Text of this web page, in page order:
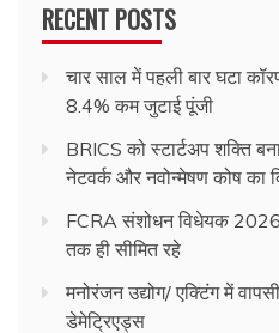
RECENT POSTS
चार साल में पहली बार घटा
8.4% कम जुटाई पूंजी
BRICS को स्टार्टअप शक्ति
नेटवर्क और नवोन्मेषण कोष का
FCRA संशोधन विधेयक 2026
तक ही सीमित रहे
मनोरंजन उद्योग/ एक्टिंग में
डेमेट्रिएड्स